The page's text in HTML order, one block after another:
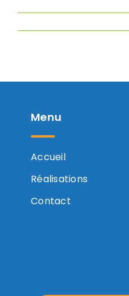
Menu
Accueil
Réalisations
Contact